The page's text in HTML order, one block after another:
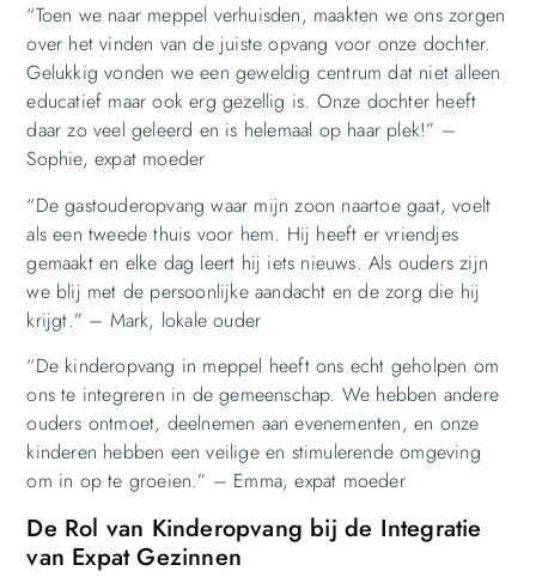
“Toen we naar meppel verhuisden, maakten we ons zorgen
over het vinden van de juiste opvang voor onze dochter.
Gelukkig vonden we een geweldig centrum dat niet alleen
educatief maar ook erg gezellig is. Onze dochter heeft
daar zo veel geleerd en is helemaal op haar plek!” –
Sophie, expat moeder
“De gastouderopvang waar mijn zoon naartoe gaat, voelt
als een tweede thuis voor hem. Hij heeft er vriendjes
gemaakt en elke dag leert hij iets nieuws. Als ouders zijn
we blij met de persoonlijke aandacht en de zorg die hij
krijgt.” – Mark, lokale ouder
“De kinderopvang in meppel heeft ons echt geholpen om
ons te integreren in de gemeenschap. We hebben andere
ouders ontmoet, deelnemen aan evenementen, en onze
kinderen hebben een veilige en stimulerende omgeving
om in op te groeien.” – Emma, expat moeder
De Rol van Kinderopvang bij de Integratie
van Expat Gezinnen